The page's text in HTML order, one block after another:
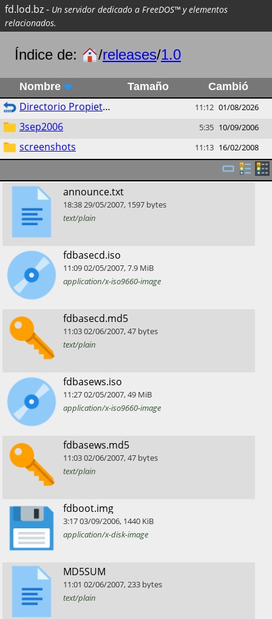
fd.lod.bz- Un servidor dedicado a FreeDOS™ y elementos
relacionados.
Índice de: /releases/1.0
Nombre Tamaño Cambió
Directorio Propietario 11:12 01/08/2026
3sep2006 5:35 10/09/2006
screenshots 11:13 16/02/2008
​announce.txt
18:3829/05/2007, 1597 bytes
text/plain
​fdbasecd.iso
11:0902/05/2007,7.9 MiB
application/x-iso9660-image
​fdbasecd.md5
11:0302/06/2007,47 bytes
text/plain
​fdbasews.iso
11:2702/05/2007,49 MiB
application/x-iso9660-image
​fdbasews.md5
11:0302/06/2007,47 bytes
text/plain
​fdboot.img
3:1703/09/2006, 1440 KiB
application/x-disk-image
​MD5SUM
11:01 02/06/2007,233 bytes
text/plain